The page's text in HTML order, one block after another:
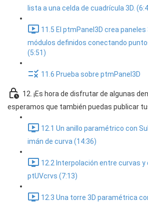
lista a una celda de cuadrícula 3D.
11.5 El ptmPanel3D crea
módulos definidos conectando
(5:51)
11.6 Prueba sobre ptmPanel3D
12. ¡Es hora de disfrutar de algunas
esperamos que también puedas publicar
12.1 Un anillo paramétrico con
imán de curva (14:36)
12.2 Interpolación entre curvas
ptUVcrvs (7:13)
12.3 Una torre 3D paramétrica